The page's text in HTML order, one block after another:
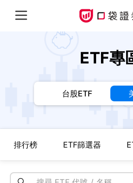
ETF專
台股ETF
排行榜 ETF篩選器